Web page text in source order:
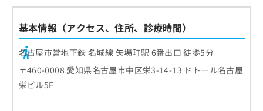
基本情報（アクセス、住所、診療時間）
名古屋市営地下鉄 名城線 矢場町駅 6番出口 徒歩5分
〒460-0008 愛知県名古屋市中区栄3-14-13 ドトール名古屋
栄ビル5F